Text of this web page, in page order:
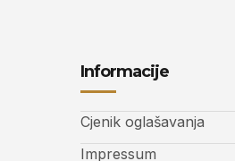
Informacije
Cjenik oglašavanja
Impressum